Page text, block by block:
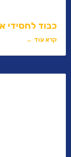
כבוד לחסידי
קרא עוד ←